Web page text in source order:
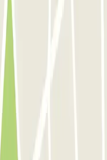
Barnaba (Tribunale)
à proximité Colossum
di Milano Malpensa -
(aéroport)
de Milan Malpensa
Terminal 2 pas cher